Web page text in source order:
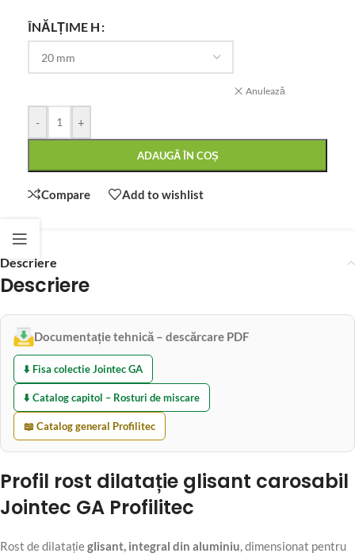
ÎNĂLȚIME H
Anulează
- +
ADAUGĂ ÎN COȘ
Compare Add to wishlist
Descriere
Descriere
Documentație tehnică – descărcare PDF
⬇️ Fisa colectie Jointec GA
⬇️ Catalog capitol – Rosturi de miscare
📖 Catalog general Profilitec
Profil rost dilatație glisant carosabil
Jointec GA Profilitec
Rost de dilatațieglisant, integral din aluminiu, dimensionat pentru